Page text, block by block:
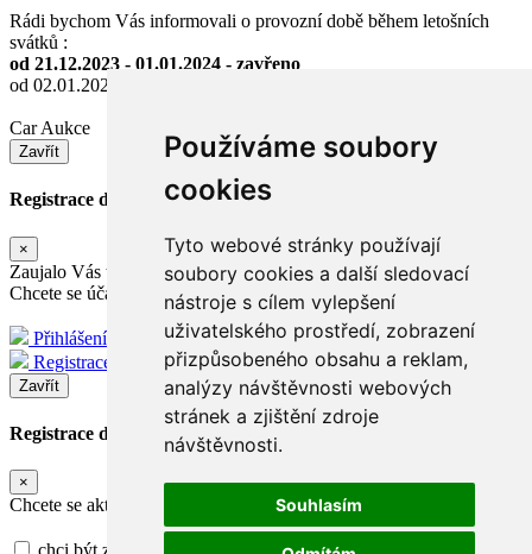
Používáme soubory
cookies
Tyto webové stránky používají
soubory cookies a další sledovací
nástroje s cílem vylepšení
uživatelského prostředí, zobrazení
přizpůsobeného obsahu a reklam,
analýzy návštěvnosti webových
stránek a zjištění zdroje
návštěvnosti.
Souhlasím
Rádi bychom Vás informovali o provozní době během letošních
svátků :
od 21.12.2023 - 01.01.2024 - zavřeno
od 02.01.2024 - normální provoz
Car Aukce
Zavřít
Registrace do dražby
×
Zaujalo Vás toto vozidlo ?
Chcete se účastnit dražby ?
Přihlášení
Registrace
Zavřít
Registrace do dražby
×
Chcete se aktivně účastnit dražby ?
chci být zapsán na seznam účastníků